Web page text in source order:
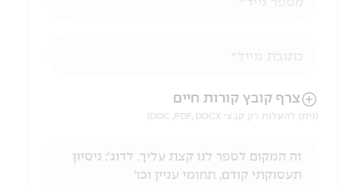
הניווט לאחר העלאת הקובץ באמצעות מקש ה-TAB
צרף קובץ קורות חיים
(ניתן להעלות רק קבצי DOC ,PDF, DOCX)